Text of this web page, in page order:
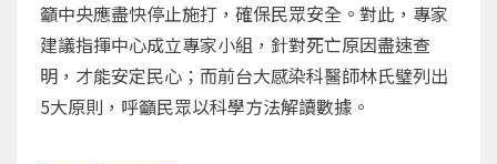
籲中央應盡快停止施打，確保民眾安全。對此，專家
建議指揮中心成立專家小組，針對死亡原因盡速查
明，才能安定民心；而前台大感染科醫師林氏璧列出
5大原則，呼籲民眾以科學方法解讀數據。